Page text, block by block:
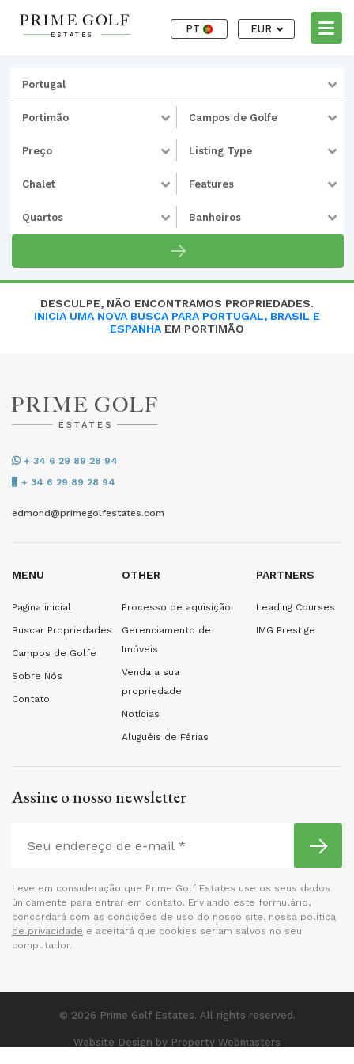
PT EUR
Portugal
Portimão Campos de Golfe
Preço Listing Type
Chalet Features
Quartos Banheiros
DESCULPE, NÃO ENCONTRAMOS PROPRIEDADES.
INICIA UMA NOVA BUSCA PARA PORTUGAL, BRASIL E
ESPANHA EM PORTIMÃO
+ 34 6 29 89 28 94
+ 34 6 29 89 28 94
edmond@primegolfestates.com
MENU
Pagina inicial
Buscar Propriedades
Campos de Golfe
Sobre Nós
Contato
OTHER
Processo de aquisição
Gerenciamento de
Imóveis
Venda a sua
propriedade
Notícias
Aluguéis de Férias
PARTNERS
Leading Courses
IMG Prestige
Assine o nosso newsletter
Leve em consideração que Prime Golf Estates use os seus dados
únicamente para entrar em contato. Enviando este formulário,
concordará com as condições de uso do nosso site, nossa política
de privacidade e aceitará que cookies seriam salvos no seu
computador.
© 2026 Prime Golf Estates. All rights reserved.
Website Design by Property Webmasters